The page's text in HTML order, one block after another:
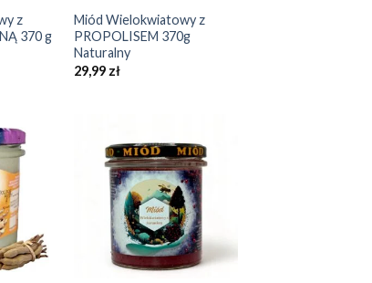
z
370 g
Miód Wielokwiatowy z
PROPOLISEM 370g
Naturalny
29,99 zł
Add to
Wishlist
Add to
Wishlist